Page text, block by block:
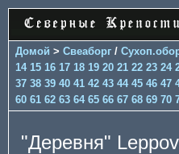
Домой > Свеаборг /
14 15 16 17 18 19 20 21 22 23 24
37 38 39 40 41 42 43 44 45 46 47
60 61 62 63 64 65 66 67 68 69 70
"Деревня"